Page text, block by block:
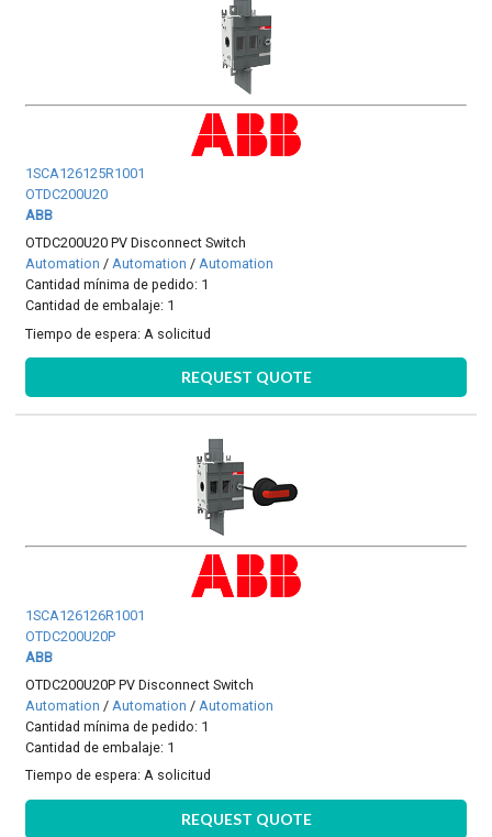
1SCA126125R1001
OTDC200U20
ABB
OTDC200U20 PV Disconnect Switch
Automation /Automation /Automation
Cantidad mínima de pedido: 1
Cantidad de embalaje: 1
Tiempo de espera: A solicitud
REQUEST QUOTE
1SCA126126R1001
OTDC200U20P
ABB
OTDC200U20P PV Disconnect Switch
Automation / Automation / Automation
Cantidad mínima de pedido: 1
Cantidad de embalaje: 1
Tiempo de espera:A solicitud
REQUEST QUOTE